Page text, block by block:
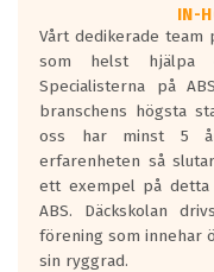
Våtgrepp egenskaper:
Betygsskalan är satt
den kortaste
längsta.
Inga D eller G betyg
personbilar och lätta
Betyget sätts efter ett
skall bromsa in på
0.5-1.5 mm vatten.
I 80km/h kommer
IN-
Vårt dedikerade team
som helst hjälpa
Specialisterna på
branschens högsta
oss har minst 5
erfarenheten så
ett exempel på detta
ABS. Däckskolan
förening som innehar
sin ryggrad.